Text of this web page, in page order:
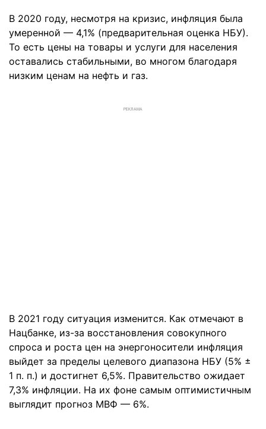
В 2020 году, несмотря на кризис, инфляция была
умеренной — 4,1% (предварительная оценка НБУ).
То есть цены на товары и услуги для населения
оставались стабильными, во многом благодаря
низким ценам на нефть и газ.
РЕКЛАМА
В 2021 году ситуация изменится. Как отмечают в
Нацбанке, из-за восстановления совокупного
спроса и роста цен на энергоносители инфляция
выйдет за пределы целевого диапазона НБУ (5% ±
1 п. п.) и достигнет 6,5%. Правительство ожидает
7,3% инфляции. На их фоне самым оптимистичным
выглядит прогноз МВФ — 6%.